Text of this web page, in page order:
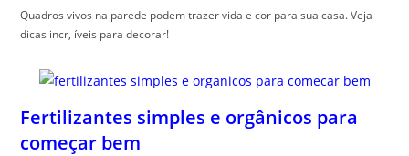
Quadros vivos na parede podem trazer vida e cor para sua casa. Veja
dicas incr, íveis para decorar!
Fertilizantes simples e orgânicos para
começar bem